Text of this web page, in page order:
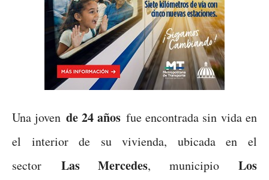
Una joven de 24 años fue encontrada sin vida en
el interior de su vivienda, ubicada en el
sector Las Mercedes, municipio Los